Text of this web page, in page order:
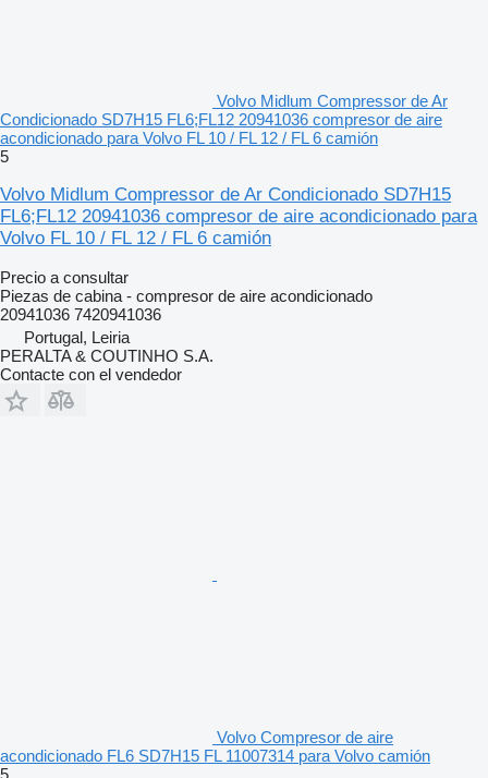
Volvo Midlum Compressor de Ar
Condicionado SD7H15 FL6;FL12 20941036 compresor de aire
acondicionado para Volvo FL 10 / FL 12 / FL 6 camión
5
Volvo Midlum Compressor de Ar Condicionado SD7H15
FL6;FL12 20941036 compresor de aire acondicionado para
Volvo FL 10 / FL 12 / FL 6 camión
Precio a consultar
Piezas de cabina - compresor de aire acondicionado
20941036 7420941036
Portugal, Leiria
PERALTA & COUTINHO S.A.
Contacte con el vendedor
Volvo Compresor de aire
acondicionado FL6 SD7H15 FL 11007314 para Volvo camión
5